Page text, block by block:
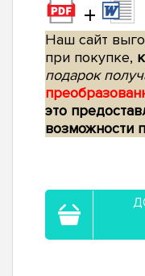
+
Наш сайт
при покупке,
подарок
это
возможности